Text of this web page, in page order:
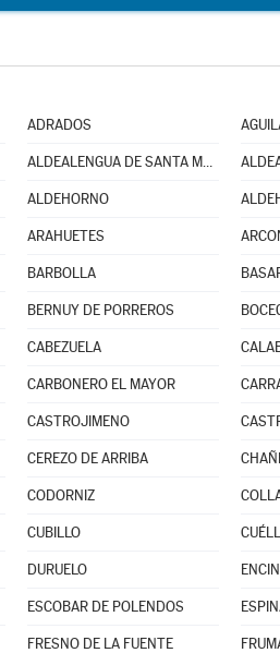
ADRADOS
ALDEALENGUA DE SANTA MARÍA
ALDEHORNO
ARAHUETES
BARBOLLA
BERNUY DE PORREROS
CABEZUELA
CARBONERO EL MAYOR
CASTROJIMENO
CEREZO DE ARRIBA
CODORNIZ
CUBILLO
DURUELO
ESCOBAR DE POLENDOS
FRESNO DE LA FUENTE